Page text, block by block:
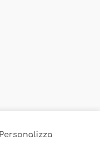
Personalizza